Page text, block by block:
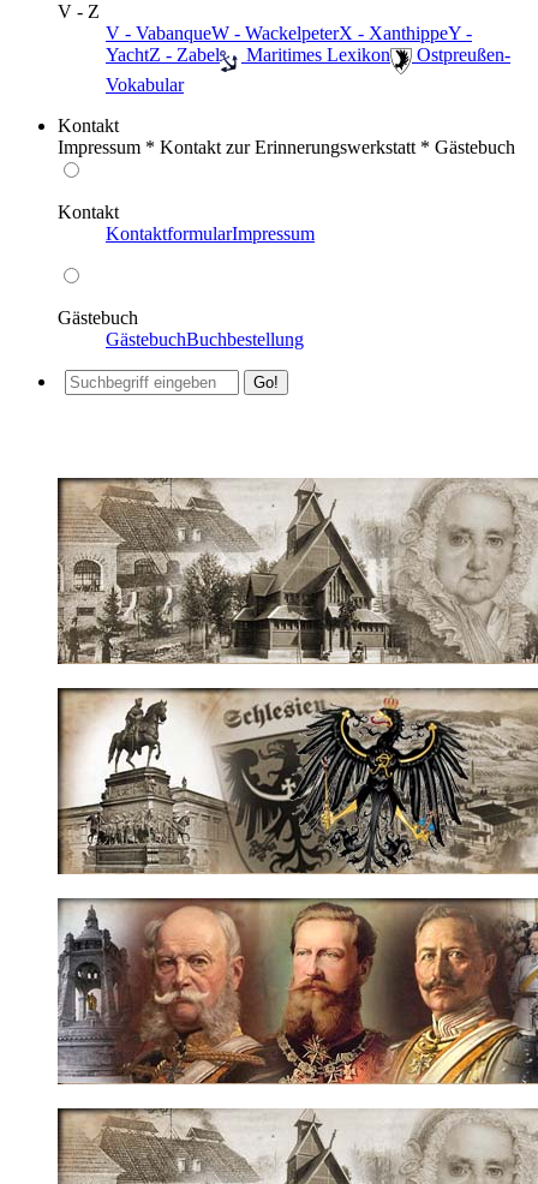
V - Z
V - VabanqueW - WackelpeterX - XanthippeY -
YachtZ - Zabel ️ Maritimes Lexikon
️ Ostpreußen-
Vokabular
Kontakt
Impressum * Kontakt zur Erinnerungswerkstatt * Gästebuch
Kontakt
KontaktformularImpressum
Gästebuch
GästebuchBuchbestellung